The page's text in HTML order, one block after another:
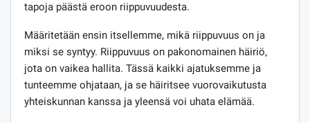
tapoja päästä eroon riippuvuudesta.
Määritetään ensin itsellemme, mikä riippuvuus on ja
miksi se syntyy. Riippuvuus on pakonomainen häiriö,
jota on vaikea hallita. Tässä kaikki ajatuksemme ja
tunteemme ohjataan, ja se häiritsee vuorovaikutusta
yhteiskunnan kanssa ja yleensä voi uhata elämää.